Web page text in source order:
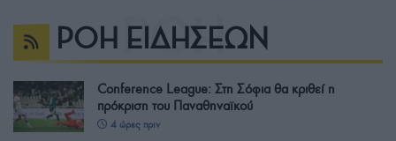
ΡΟΗ ΕΙΔΗΣΕΩΝ
Conference League: Στη Σόφια θα κριθεί η
πρόκριση του Παναθηναϊκού
4 ώρες πριν